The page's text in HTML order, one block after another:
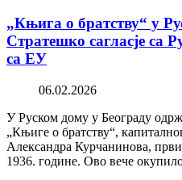
„Књига о братству“ у
Стратешко сагласје са
са ЕУ
06.02.2026
У Руском дому у Београду
„Књиге о братству“,
Александра Курчанинова,
1936. године. Ово вече